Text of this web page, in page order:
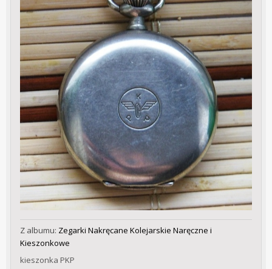
Z albumu: Zegarki Nakręcane Kolejarskie Naręczne i
Kieszonkowe
kieszonka PKP